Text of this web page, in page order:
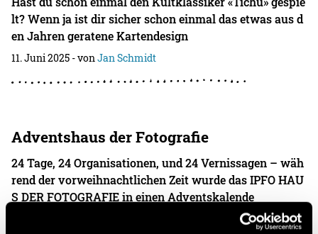
lt? Wenn ja ist dir sicher schon einmal das etwas aus d
en Jahren geratene Kartendesign
11. Juni 2025 - vonJan Schmidt
Adventshaus der Fotografie
24 Tage, 24 Organisationen, und 24 Vernissagen – wäh
rend der vorweihnachtlichen Zeit wurde das IPFO HAU
S DER FOTOGRAFIE in einen Adventskalende